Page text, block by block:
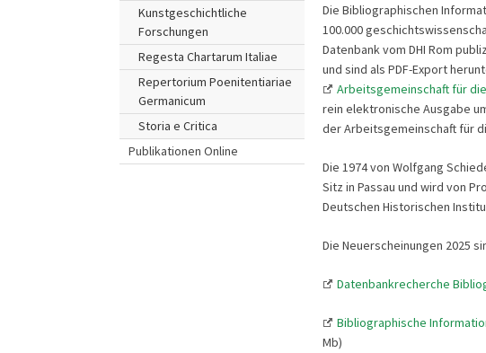
Kunstgeschichtliche
Forschungen
Regesta Chartarum Italiae
Repertorium Poenitentiariae
Germanicum
Storia e Critica
Publikationen Online
Die Bibliographischen
100.000
Datenbank vom DHI Rom
und sind als PDF-Export
Arbeitsgemeinschaft für
rein elektronische Ausgabe
der Arbeitsgemeinschaft für
Die 1974 von Wolfgang
Sitz in Passau und wird von
Deutschen Historischen
Die Neuerscheinungen 2025
Datenbankrecherche
Bibliographische
Mb)